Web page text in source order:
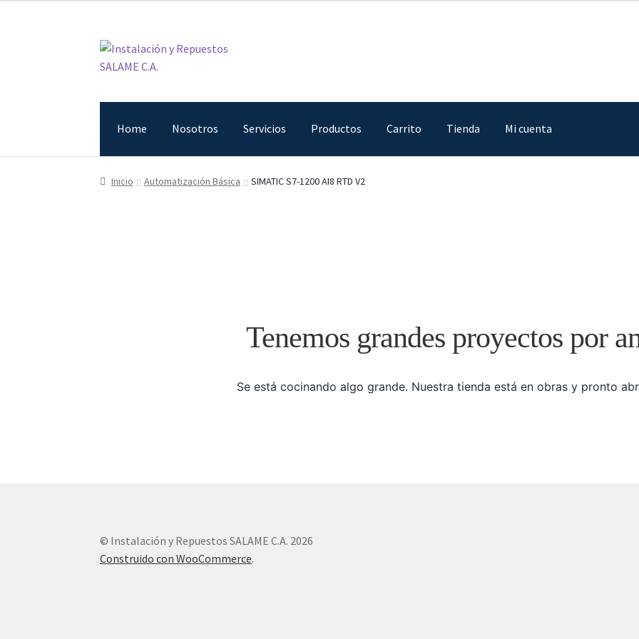
Ir
a
la
Ir
al
contenido
Home Nosotros Servicios Productos Carrito Tienda Mi cuenta
Inicio Carrito Contacto Curso Básico Portal TIAFinalizar compra
Inicio Automatización Básica SIMATIC S7-1200 AI8 RTD V2
Tenemos grandes proyectos por
Se está cocinando algo grande. Nuestra tienda está en obras y pronto
© Instalación y Repuestos SALAME C.A. 2026
Construido con WooCommerce.